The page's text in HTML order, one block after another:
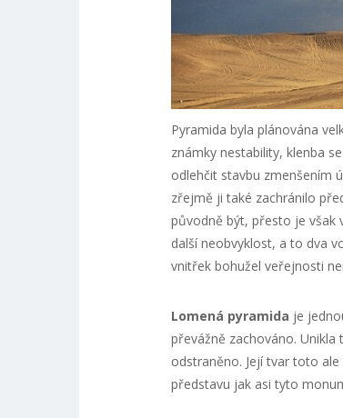
Pyramida byla plánována
známky nestability, klenba
odlehčit stavbu zmenšením
zřejmě ji také zachránilo
původně být, přesto je však
další neobvyklost, a to dva
vnitřek bohužel veřejnosti
Lomená pyramida je
převážně zachováno.
odstraněno. Její tvar toto
představu jak asi tyto